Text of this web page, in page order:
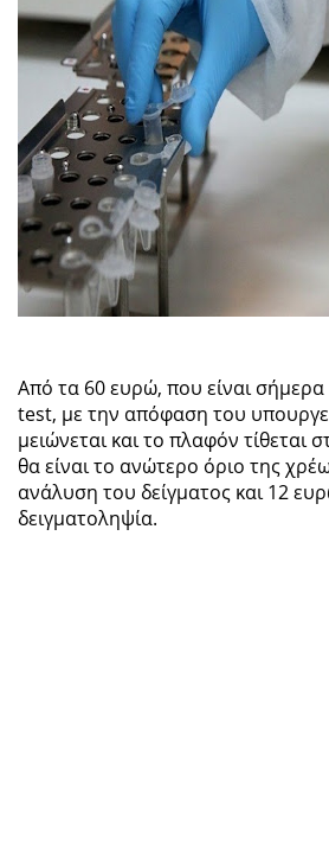
Από τα 60 ευρώ, που είναι σήμερα
test, με την απόφαση του
μειώνεται και το πλαφόν τίθεται
θα είναι το ανώτερο όριο της
ανάλυση του δείγματος και 12
δειγματοληψία.